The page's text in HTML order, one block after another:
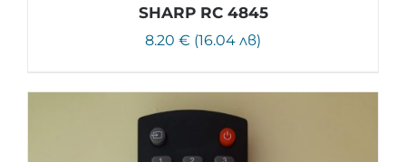
SHARP RC 4845
8.20 € (16.04 лв)